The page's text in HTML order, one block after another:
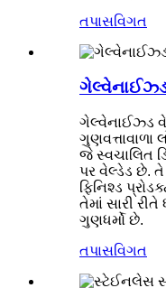
તપાસવિગત
ગેલ્વેનાઈઝ્ડ
ગુણવત્તાવાળા
જે સ્વચાલિત
પર વેલ્ડેડ છે. તે
ફિનિશ્ડ
તેમાં સારી
ગુણધર્મો છે.
તપાસવિગત